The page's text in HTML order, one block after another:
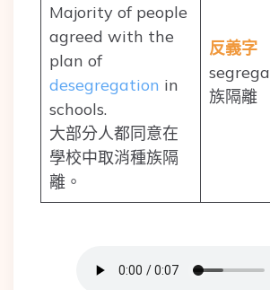
Majority of people
agreed with the
plan of
desegregation in
schools.
大部分人都同意在
學校中取消種族隔
離。
反義字
族隔離